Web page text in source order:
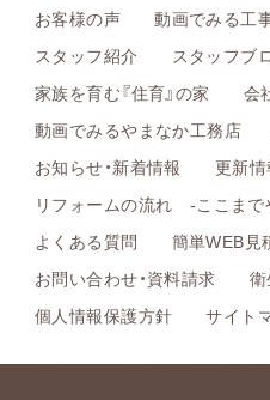
お客様の声
動画でみる工
スタッフ紹介
スタッフブ
家族を育む『住育』の家
会
動画でみるやまなか工務店
お知らせ・新着情報
更新情
リフォームの流れ -ここまで
よくある質問
簡単WEB見
お問い合わせ・資料請求
個人情報保護方針
サイト